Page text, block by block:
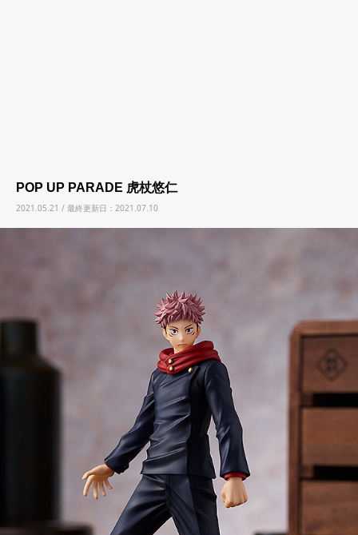
POP UP PARADE 虎杖悠仁
2021.05.21 / 最終更新日：2021.07.10